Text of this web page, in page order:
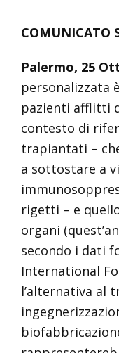
COMUNICATO
Palermo, 25
personalizzata
pazienti afflitti
contesto di
trapiantati –
a sottostare a
rigetti – e
organi
secondo i dati
International
l’alternativa al